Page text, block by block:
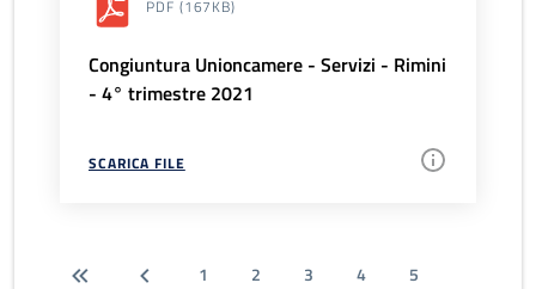
PDF (167KB)
Congiuntura Unioncamere - Servizi - Rimini
- 4° trimestre 2021
SCARICA FILE
1 2 3 4
5